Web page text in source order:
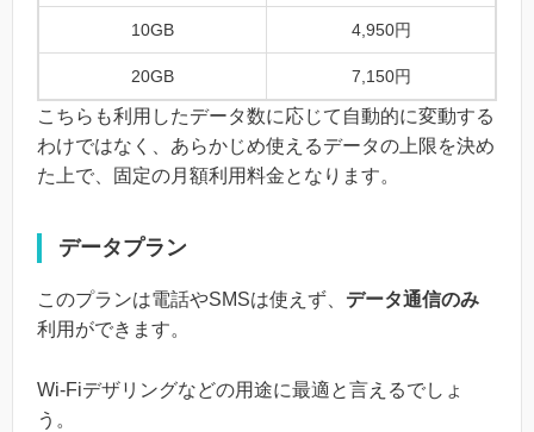
10GB 4,950円
20GB 7,150円
こちらも利用したデータ数に応じて自動的に変動する
わけではなく、あらかじめ使えるデータの上限を決め
た上で、固定の月額利用料金となります。
データプラン
このプランは電話やSMSは使えず、 データ通信のみ
利用ができます。
Wi-Fiデザリングなどの用途に最適と言えるでしょ
う。